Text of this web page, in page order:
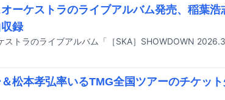
ーケストラのライブアルバム発売、稲葉浩
録
松本孝弘率いるTMG全国ツアーのチケッ